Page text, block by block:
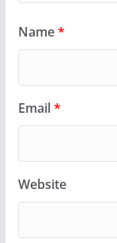
Name*
Email*
Website